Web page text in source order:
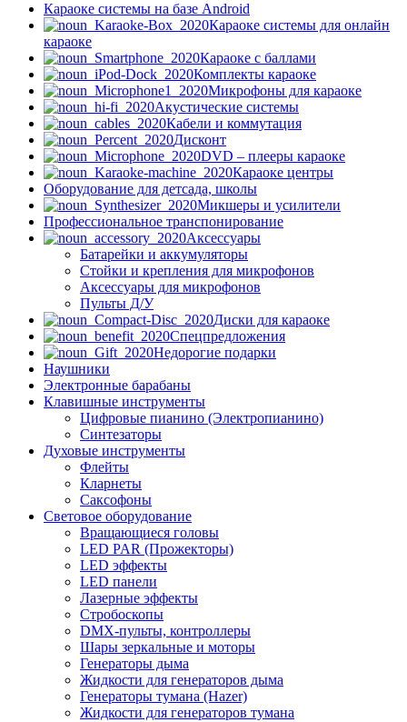
Караоке системы на базе Android
Караоке системы для онлайн
караоке
Караоке с баллами
Комплекты караоке
Микрофоны для караоке
Акустические системы
Кабели и коммутация
Дисконт
DVD – плееры караоке
Караоке центры
Оборудование для детсада, школы
Микшеры и усилители
Профессиональное транспонирование
Аксессуары
Батарейки и аккумуляторы
Стойки и крепления для микрофонов
Аксессуары для микрофонов
Пульты Д/У
Диски для караоке
Спецпредложения
Недорогие подарки
Наушники
Электронные барабаны
Клавишные инструменты
Цифровые пианино (Электропианино)
Синтезаторы
Духовые инструменты
Флейты
Кларнеты
Саксофоны
Световое оборудование
Вращающиеся головы
LED PAR (Прожекторы)
LED эффекты
LED панели
Лазерные эффекты
Стробоскопы
DMX-пульты, контроллеры
Шары зеркальные и моторы
Генераторы дыма
Жидкости для генераторов дыма
Генераторы тумана (Hazer)
Жидкости для генераторов тумана